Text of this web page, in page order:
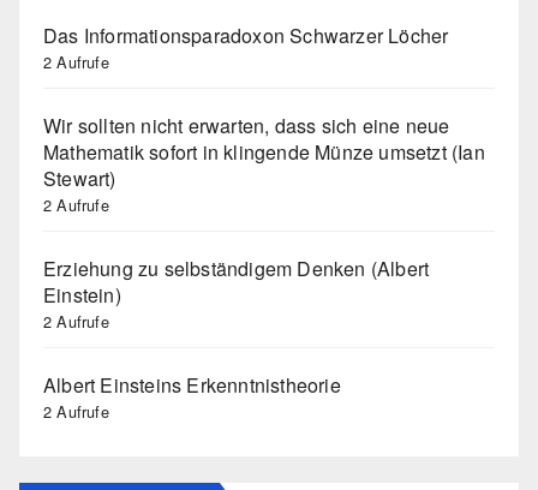
Das Informationsparadoxon Schwarzer Löcher
2 Aufrufe
Wir sollten nicht erwarten, dass sich eine neue
Mathematik sofort in klingende Münze umsetzt (Ian
Stewart)
2 Aufrufe
Erziehung zu selbständigem Denken (Albert
Einstein)
2 Aufrufe
Albert Einsteins Erkenntnistheorie
2 Aufrufe